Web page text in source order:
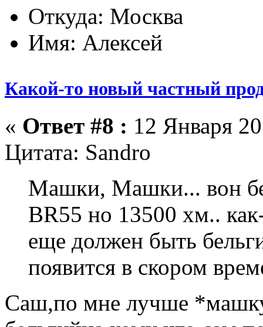
Откуда: Москва
Имя: Алексей
Какой-то новый частный
« Ответ #8 : 12 Января
Цитата: Sandro
Машки, Машки... вон
BR55 но 13500 хм..
еще должен быть
появится в скором
Саш,по мне лучше